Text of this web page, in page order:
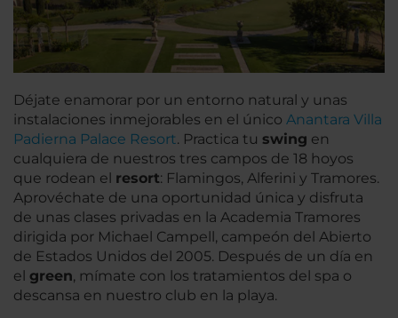
Déjate enamorar por un entorno natural y unas
instalaciones inmejorables en el único Anantara Villa
Padierna Palace Resort. Practica tu swing en
cualquiera de nuestros tres campos de 18 hoyos
que rodean el resort: Flamingos, Alferini y Tramores.
Aprovéchate de una oportunidad única y disfruta
de unas clases privadas en la Academia Tramores
dirigida por Michael Campell, campeón del Abierto
de Estados Unidos del 2005. Después de un día en
el green, mímate con los tratamientos del spa o
descansa en nuestro club en la playa.